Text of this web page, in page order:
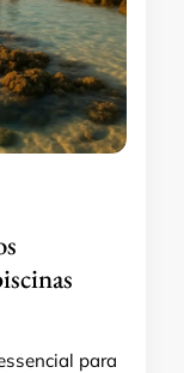
para